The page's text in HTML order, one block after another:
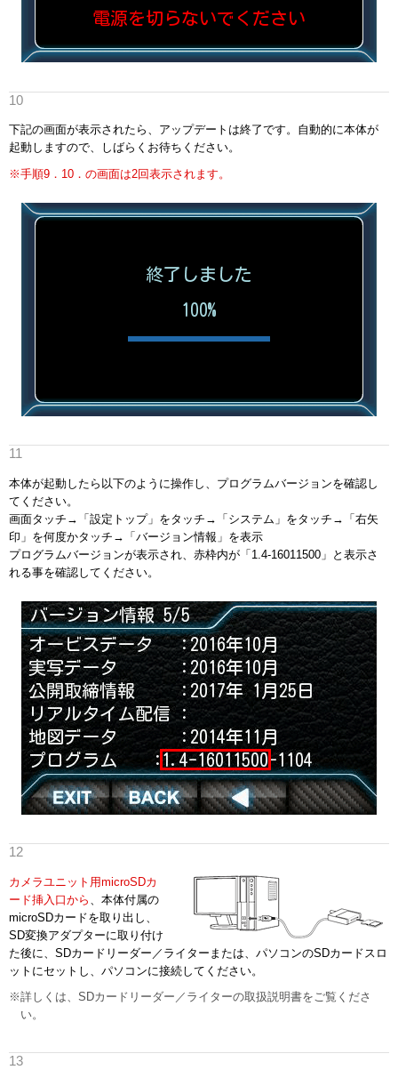
下記の画面が表示されたら、アップデートは終了です。自動的に本体が
起動しますので、しばらくお待ちください。
※手順9．10．の画面は2回表示されます。
本体が起動したら以下のように操作し、プログラムバージョンを確認し
てください。
画面タッチ→「設定トップ」をタッチ→「システム」をタッチ→「右矢
印」を何度かタッチ→「バージョン情報」を表示
プログラムバージョンが表示され、赤枠内が「1.4-16011500」と表示さ
れる事を確認してください。
カメラユニット用microSDカ
ード挿入口から
、本体付属の
microSDカードを取り出し、
SD変換アダプターに取り付け
た後に、SDカードリーダー／ライターまたは、パソコンのSDカードスロ
ットにセットし、パソコンに接続してください。
※詳しくは、SDカードリーダー／ライターの取扱説明書をご覧くださ
い。